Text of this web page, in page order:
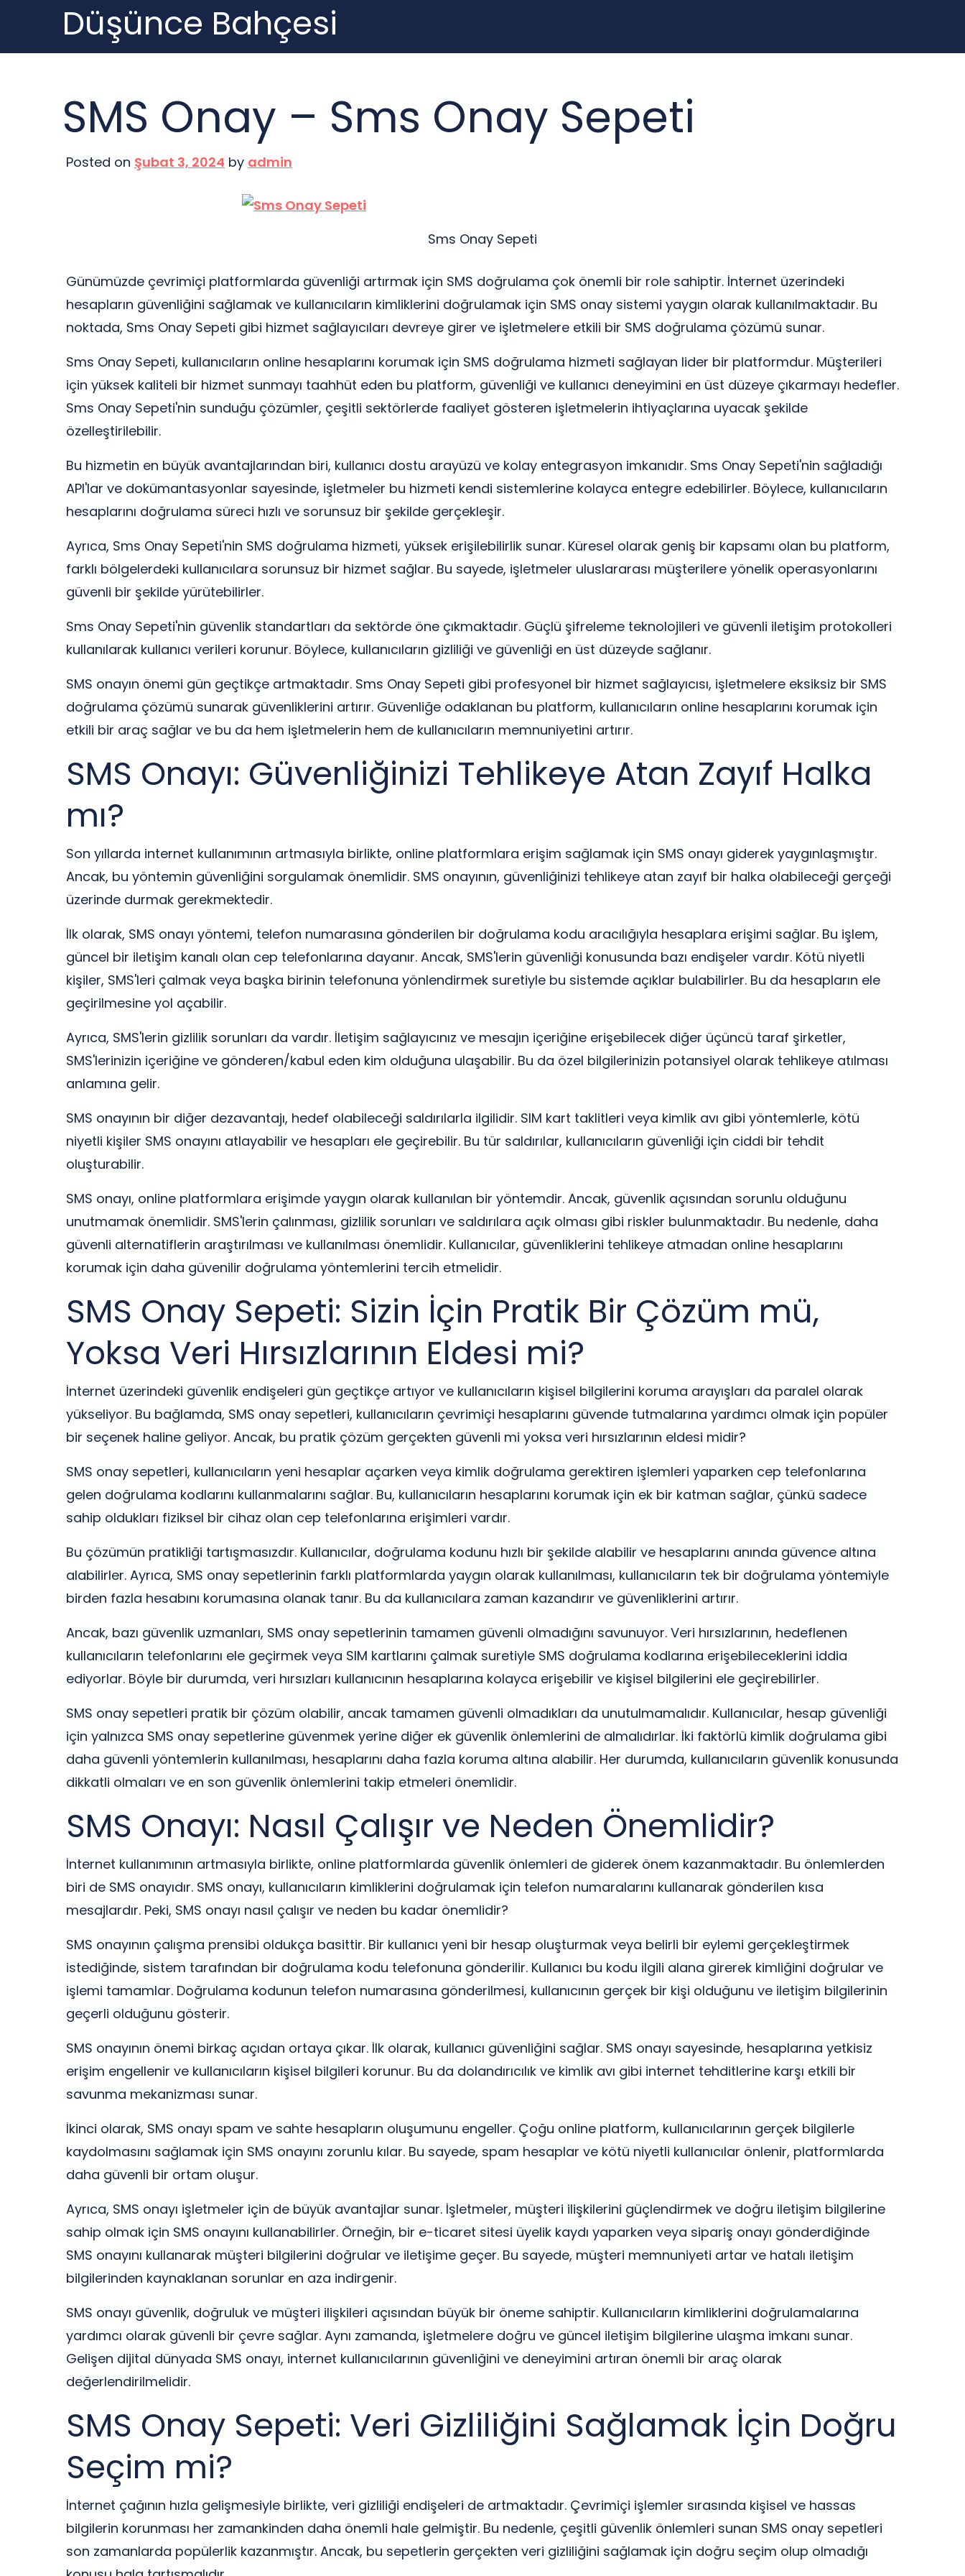
content
Düşünce Bahçesi
SMS Onay – Sms Onay Sepeti
Posted on Şubat 3, 2024 by admin
Sms Onay Sepeti
Günümüzde çevrimiçi platformlarda güvenliği artırmak için SMS doğrulama çok önemli bir role sahiptir. İnternet üzerindeki
hesapların güvenliğini sağlamak ve kullanıcıların kimliklerini doğrulamak için SMS onay sistemi yaygın olarak kullanılmaktadır. Bu
noktada, Sms Onay Sepeti gibi hizmet sağlayıcıları devreye girer ve işletmelere etkili bir SMS doğrulama çözümü sunar.
Sms Onay Sepeti, kullanıcıların online hesaplarını korumak için SMS doğrulama hizmeti sağlayan lider bir platformdur. Müşterileri
için yüksek kaliteli bir hizmet sunmayı taahhüt eden bu platform, güvenliği ve kullanıcı deneyimini en üst düzeye çıkarmayı hedefler.
Sms Onay Sepeti'nin sunduğu çözümler, çeşitli sektörlerde faaliyet gösteren işletmelerin ihtiyaçlarına uyacak şekilde
özelleştirilebilir.
Bu hizmetin en büyük avantajlarından biri, kullanıcı dostu arayüzü ve kolay entegrasyon imkanıdır. Sms Onay Sepeti'nin sağladığı
API'lar ve dokümantasyonlar sayesinde, işletmeler bu hizmeti kendi sistemlerine kolayca entegre edebilirler. Böylece, kullanıcıların
hesaplarını doğrulama süreci hızlı ve sorunsuz bir şekilde gerçekleşir.
Ayrıca, Sms Onay Sepeti'nin SMS doğrulama hizmeti, yüksek erişilebilirlik sunar. Küresel olarak geniş bir kapsamı olan bu platform,
farklı bölgelerdeki kullanıcılara sorunsuz bir hizmet sağlar. Bu sayede, işletmeler uluslararası müşterilere yönelik operasyonlarını
güvenli bir şekilde yürütebilirler.
Sms Onay Sepeti'nin güvenlik standartları da sektörde öne çıkmaktadır. Güçlü şifreleme teknolojileri ve güvenli iletişim protokolleri
kullanılarak kullanıcı verileri korunur. Böylece, kullanıcıların gizliliği ve güvenliği en üst düzeyde sağlanır.
SMS onayın önemi gün geçtikçe artmaktadır. Sms Onay Sepeti gibi profesyonel bir hizmet sağlayıcısı, işletmelere eksiksiz bir SMS
doğrulama çözümü sunarak güvenliklerini artırır. Güvenliğe odaklanan bu platform, kullanıcıların online hesaplarını korumak için
etkili bir araç sağlar ve bu da hem işletmelerin hem de kullanıcıların memnuniyetini artırır.
SMS Onayı: Güvenliğinizi Tehlikeye Atan Zayıf Halka
mı?
Son yıllarda internet kullanımının artmasıyla birlikte, online platformlara erişim sağlamak için SMS onayı giderek yaygınlaşmıştır.
Ancak, bu yöntemin güvenliğini sorgulamak önemlidir. SMS onayının, güvenliğinizi tehlikeye atan zayıf bir halka olabileceği gerçeği
üzerinde durmak gerekmektedir.
İlk olarak, SMS onayı yöntemi, telefon numarasına gönderilen bir doğrulama kodu aracılığıyla hesaplara erişimi sağlar. Bu işlem,
güncel bir iletişim kanalı olan cep telefonlarına dayanır. Ancak, SMS'lerin güvenliği konusunda bazı endişeler vardır. Kötü niyetli
kişiler, SMS'leri çalmak veya başka birinin telefonuna yönlendirmek suretiyle bu sistemde açıklar bulabilirler. Bu da hesapların ele
geçirilmesine yol açabilir.
Ayrıca, SMS'lerin gizlilik sorunları da vardır. İletişim sağlayıcınız ve mesajın içeriğine erişebilecek diğer üçüncü taraf şirketler,
SMS'lerinizin içeriğine ve gönderen/kabul eden kim olduğuna ulaşabilir. Bu da özel bilgilerinizin potansiyel olarak tehlikeye atılması
anlamına gelir.
SMS onayının bir diğer dezavantajı, hedef olabileceği saldırılarla ilgilidir. SIM kart taklitleri veya kimlik avı gibi yöntemlerle, kötü
niyetli kişiler SMS onayını atlayabilir ve hesapları ele geçirebilir. Bu tür saldırılar, kullanıcıların güvenliği için ciddi bir tehdit
oluşturabilir.
SMS onayı, online platformlara erişimde yaygın olarak kullanılan bir yöntemdir. Ancak, güvenlik açısından sorunlu olduğunu
unutmamak önemlidir. SMS'lerin çalınması, gizlilik sorunları ve saldırılara açık olması gibi riskler bulunmaktadır. Bu nedenle, daha
güvenli alternatiflerin araştırılması ve kullanılması önemlidir. Kullanıcılar, güvenliklerini tehlikeye atmadan online hesaplarını
korumak için daha güvenilir doğrulama yöntemlerini tercih etmelidir.
SMS Onay Sepeti: Sizin İçin Pratik Bir Çözüm mü,
Yoksa Veri Hırsızlarının Eldesi mi?
İnternet üzerindeki güvenlik endişeleri gün geçtikçe artıyor ve kullanıcıların kişisel bilgilerini koruma arayışları da paralel olarak
yükseliyor. Bu bağlamda, SMS onay sepetleri, kullanıcıların çevrimiçi hesaplarını güvende tutmalarına yardımcı olmak için popüler
bir seçenek haline geliyor. Ancak, bu pratik çözüm gerçekten güvenli mi yoksa veri hırsızlarının eldesi midir?
SMS onay sepetleri, kullanıcıların yeni hesaplar açarken veya kimlik doğrulama gerektiren işlemleri yaparken cep telefonlarına
gelen doğrulama kodlarını kullanmalarını sağlar. Bu, kullanıcıların hesaplarını korumak için ek bir katman sağlar, çünkü sadece
sahip oldukları fiziksel bir cihaz olan cep telefonlarına erişimleri vardır.
Bu çözümün pratikliği tartışmasızdır. Kullanıcılar, doğrulama kodunu hızlı bir şekilde alabilir ve hesaplarını anında güvence altına
alabilirler. Ayrıca, SMS onay sepetlerinin farklı platformlarda yaygın olarak kullanılması, kullanıcıların tek bir doğrulama yöntemiyle
birden fazla hesabını korumasına olanak tanır. Bu da kullanıcılara zaman kazandırır ve güvenliklerini artırır.
Ancak, bazı güvenlik uzmanları, SMS onay sepetlerinin tamamen güvenli olmadığını savunuyor. Veri hırsızlarının, hedeflenen
kullanıcıların telefonlarını ele geçirmek veya SIM kartlarını çalmak suretiyle SMS doğrulama kodlarına erişebileceklerini iddia
ediyorlar. Böyle bir durumda, veri hırsızları kullanıcının hesaplarına kolayca erişebilir ve kişisel bilgilerini ele geçirebilirler.
SMS onay sepetleri pratik bir çözüm olabilir, ancak tamamen güvenli olmadıkları da unutulmamalıdır. Kullanıcılar, hesap güvenliği
için yalnızca SMS onay sepetlerine güvenmek yerine diğer ek güvenlik önlemlerini de almalıdırlar. İki faktörlü kimlik doğrulama gibi
daha güvenli yöntemlerin kullanılması, hesaplarını daha fazla koruma altına alabilir. Her durumda, kullanıcıların güvenlik konusunda
dikkatli olmaları ve en son güvenlik önlemlerini takip etmeleri önemlidir.
SMS Onayı: Nasıl Çalışır ve Neden Önemlidir?
İnternet kullanımının artmasıyla birlikte, online platformlarda güvenlik önlemleri de giderek önem kazanmaktadır. Bu önlemlerden
biri de SMS onayıdır. SMS onayı, kullanıcıların kimliklerini doğrulamak için telefon numaralarını kullanarak gönderilen kısa
mesajlardır. Peki, SMS onayı nasıl çalışır ve neden bu kadar önemlidir?
SMS onayının çalışma prensibi oldukça basittir. Bir kullanıcı yeni bir hesap oluşturmak veya belirli bir eylemi gerçekleştirmek
istediğinde, sistem tarafından bir doğrulama kodu telefonuna gönderilir. Kullanıcı bu kodu ilgili alana girerek kimliğini doğrular ve
işlemi tamamlar. Doğrulama kodunun telefon numarasına gönderilmesi, kullanıcının gerçek bir kişi olduğunu ve iletişim bilgilerinin
geçerli olduğunu gösterir.
SMS onayının önemi birkaç açıdan ortaya çıkar. İlk olarak, kullanıcı güvenliğini sağlar. SMS onayı sayesinde, hesaplarına yetkisiz
erişim engellenir ve kullanıcıların kişisel bilgileri korunur. Bu da dolandırıcılık ve kimlik avı gibi internet tehditlerine karşı etkili bir
savunma mekanizması sunar.
İkinci olarak, SMS onayı spam ve sahte hesapların oluşumunu engeller. Çoğu online platform, kullanıcılarının gerçek bilgilerle
kaydolmasını sağlamak için SMS onayını zorunlu kılar. Bu sayede, spam hesaplar ve kötü niyetli kullanıcılar önlenir, platformlarda
daha güvenli bir ortam oluşur.
Ayrıca, SMS onayı işletmeler için de büyük avantajlar sunar. İşletmeler, müşteri ilişkilerini güçlendirmek ve doğru iletişim bilgilerine
sahip olmak için SMS onayını kullanabilirler. Örneğin, bir e-ticaret sitesi üyelik kaydı yaparken veya sipariş onayı gönderdiğinde
SMS onayını kullanarak müşteri bilgilerini doğrular ve iletişime geçer. Bu sayede, müşteri memnuniyeti artar ve hatalı iletişim
bilgilerinden kaynaklanan sorunlar en aza indirgenir.
SMS onayı güvenlik, doğruluk ve müşteri ilişkileri açısından büyük bir öneme sahiptir. Kullanıcıların kimliklerini doğrulamalarına
yardımcı olarak güvenli bir çevre sağlar. Aynı zamanda, işletmelere doğru ve güncel iletişim bilgilerine ulaşma imkanı sunar.
Gelişen dijital dünyada SMS onayı, internet kullanıcılarının güvenliğini ve deneyimini artıran önemli bir araç olarak
değerlendirilmelidir.
SMS Onay Sepeti: Veri Gizliliğini Sağlamak İçin Doğru
Seçim mi?
İnternet çağının hızla gelişmesiyle birlikte, veri gizliliği endişeleri de artmaktadır. Çevrimiçi işlemler sırasında kişisel ve hassas
bilgilerin korunması her zamankinden daha önemli hale gelmiştir. Bu nedenle, çeşitli güvenlik önlemleri sunan SMS onay sepetleri
son zamanlarda popülerlik kazanmıştır. Ancak, bu sepetlerin gerçekten veri gizliliğini sağlamak için doğru seçim olup olmadığı